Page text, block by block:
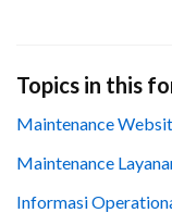
Topics in this
Maintenance
Maintenance
Informasi